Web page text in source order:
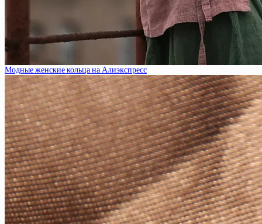
Модные женские кольца на Алиэкспресс